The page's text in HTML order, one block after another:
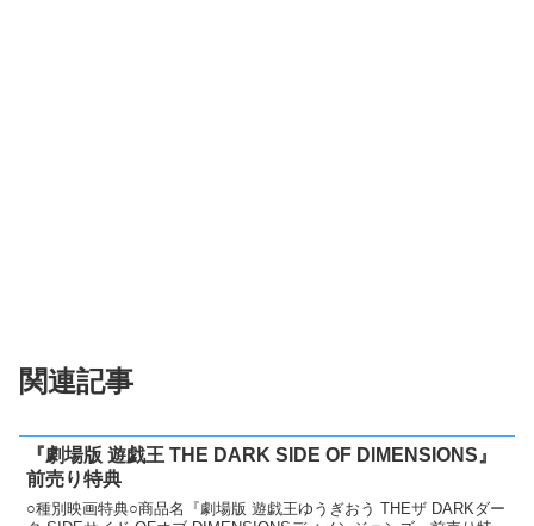
関連記事
『劇場版 遊戯王 THE DARK SIDE OF DIMENSIONS』
前売り特典
○種別映画特典○商品名『劇場版 遊戯王ゆうぎおう THEザ DARKダー